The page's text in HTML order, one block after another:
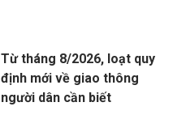
Từ tháng 8/2026, loạt quy
định mới về giao thông
người dân cần biết